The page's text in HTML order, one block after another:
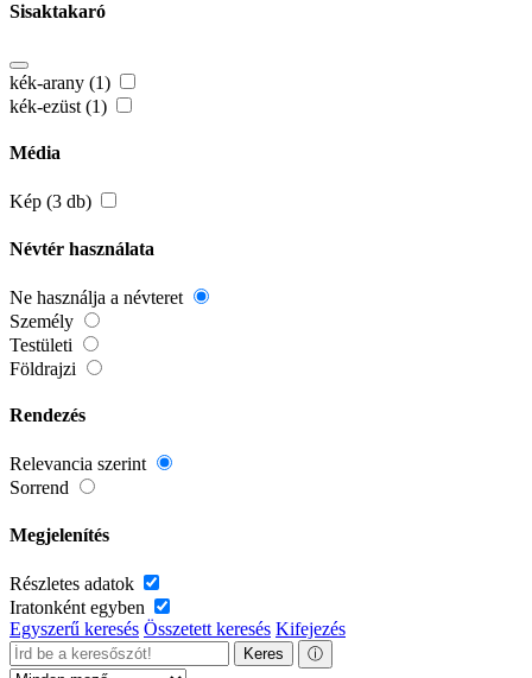
Sisaktakaró
kék-arany (1)
kék-ezüst (1)
Média
Kép (3 db)
Névtér használata
Ne használja a névteret
Személy
Testületi
Földrajzi
Rendezés
Relevancia szerint
Sorrend
Megjelenítés
Részletes adatok
Iratonként egyben
Egyszerű keresés Összetett keresés Kifejezés
Keres ⓘ